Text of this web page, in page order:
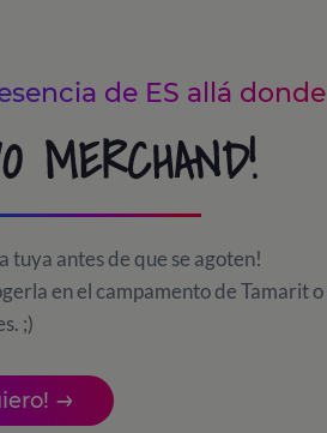
de ES allá
MERCHAND!
tuya antes de que se agoten!
en el campamento de Tamarit
;)